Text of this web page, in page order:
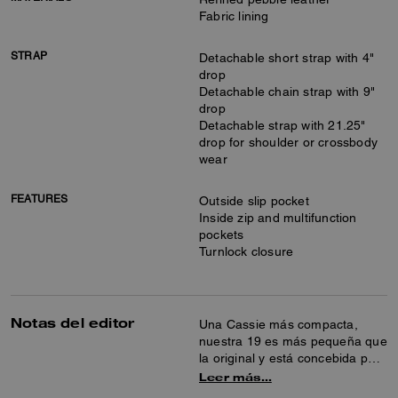
Fabric lining
STRAP
Detachable short strap with 4"
drop
Detachable chain strap with 9"
drop
Detachable strap with 21.25"
drop for shoulder or crossbody
wear
FEATURES
Outside slip pocket
Inside zip and multifunction
pockets
Turnlock closure
Notas del editor
Una Cassie más compacta,
nuestra 19 es más pequeña que
la original y está concebida para
los días y las noches sin tregua.
Leer más…